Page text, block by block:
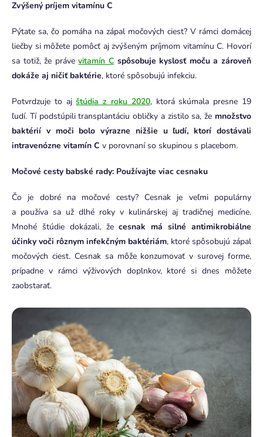
Zvýšený príjem vitamínu C
Pýtate sa, čo pomáha na zápal močových ciest? V rámci domácej
liečby si môžete pomôcť aj zvýšeným príjmom vitamínu C. Hovorí
sa totiž, že právevitamín C spôsobuje kyslosť moču a zároveň
dokáže aj ničiť baktérie, ktoré spôsobujú infekciu.
Potvrdzuje to ajštúdia z roku 2020, ktorá skúmala presne 19
ľudí. Tí podstúpili transplantáciu obličky a zistilo sa, že množstvo
baktérií v moči bolo výrazne nižšie u ľudí, ktorí dostávali
intravenózne vitamín C v porovnaní so skupinou s placebom.
Močové cesty babské rady: Používajte viac cesnaku
Čo je dobré na močové cesty?Cesnak je veľmi populárny
a používa sa už dlhé roky v kulinárskej aj tradičnej medicíne.
Mnohé štúdie dokázali, žecesnak má silné antimikrobiálne
účinky voči rôznym infekčným baktériám, ktoré spôsobujú zápal
močových ciest. Cesnak sa môže konzumovať v surovej forme,
prípadne v rámci výživových doplnkov, ktoré si dnes môžete
zaobstarať.